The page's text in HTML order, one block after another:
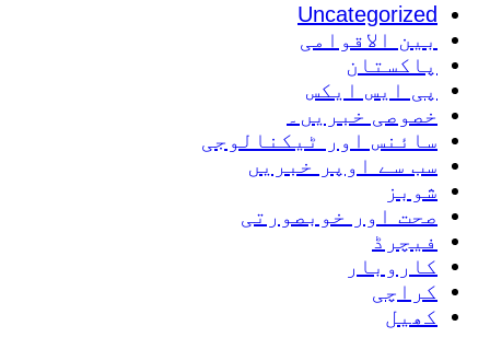
Uncategorized
بین الاقوامی
پاکستان
پی ایس ایکس
خصوصی خبریں۔
سائنس اور ٹیکنالوجی
سب سے اوپر خبریں
شوبز
صحت اور خوبصورتی
فیچرڈ
کاروبار
کراچی
کھیل